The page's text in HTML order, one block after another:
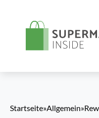
Startseite»Allgemein»